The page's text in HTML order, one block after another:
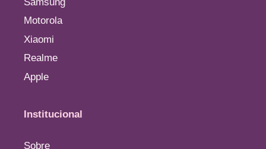
Motorola
Xiaomi
Realme
Apple
Institucional
Sobre